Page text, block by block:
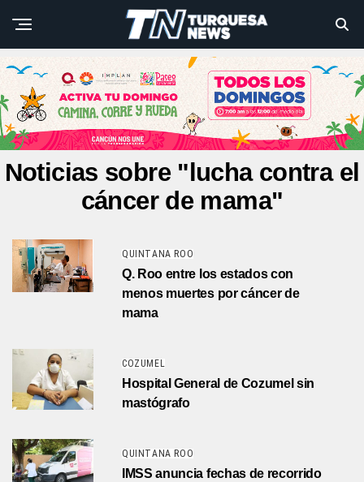
Noticias sobre "lucha contra el
cáncer de mama"
QUINTANA ROO
Q. Roo entre los estados con
menos muertes por cáncer de
mama
COZUMEL
Hospital General de Cozumel sin
mastógrafo
QUINTANA ROO
IMSS anuncia fechas de recorrido